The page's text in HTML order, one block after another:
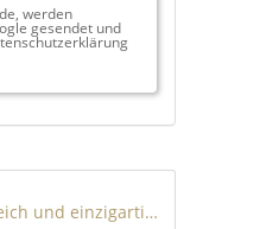
werden
gesendet und
Beeindruckende Villa mit Spa-Bereich und einzigartigem Meerblick in Costa de la Calma